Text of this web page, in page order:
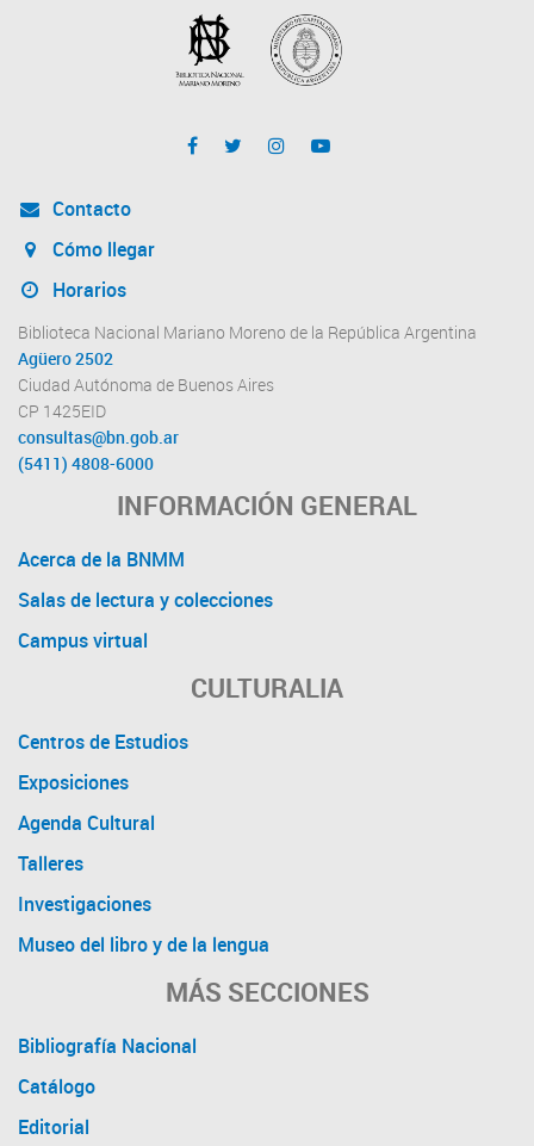
Contacto
Cómo llegar
Horarios
Biblioteca Nacional Mariano Moreno de la República Argentina
Agüero 2502
Ciudad Autónoma de Buenos Aires
CP 1425EID
consultas@bn.gob.ar
(5411) 4808-6000
INFORMACIÓN GENERAL
Acerca de la BNMM
Salas de lectura y colecciones
Campus virtual
CULTURALIA
Centros de Estudios
Exposiciones
Agenda Cultural
Talleres
Investigaciones
Museo del libro y de la lengua
MÁS SECCIONES
Bibliografía Nacional
Catálogo
Editorial